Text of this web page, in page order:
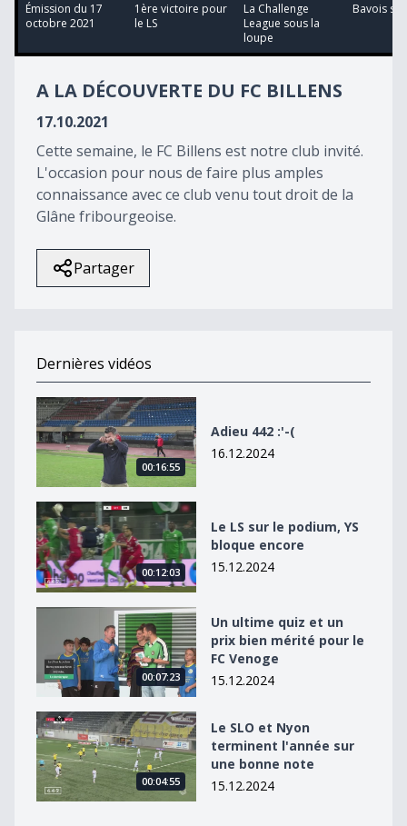
36
minutes,
seconds
Émission du 17
octobre 2021
1ère victoire pour
le LS
La Challenge
League sous la
loupe
Bavois se
A LA DÉCOUVERTE DU FC BILLENS
17.10.2021
Cette semaine, le FC Billens est notre club invité.
L'occasion pour nous de faire plus amples
connaissance avec ce club venu tout droit de la
Glâne fribourgeoise.
Partager
Dernières vidéos
Adieu 442 :&#039;-(
00:16:55
Adieu 442 :'-(
16.12.2024
Le LS sur le podium, YS bloque encore
00:12:03
Le LS sur le podium, YS
bloque encore
15.12.2024
Un ultime quiz et un prix bien mérité pour le FC
00:07:23
Un ultime quiz et un
prix bien mérité pour le
FC Venoge
15.12.2024
Le SLO et Nyon terminent l&#039;année sur une
00:04:55
Le SLO et Nyon
terminent l'année sur
une bonne note
15.12.2024